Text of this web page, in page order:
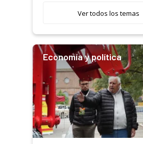
Ver todos los temas
Economía y política